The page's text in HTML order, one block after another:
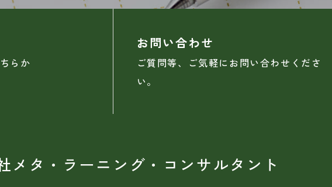
らか
お問い合わせ
ご質問等、ご気軽にお問い合わせくださ
い。
メタ・ラーニング・コンサルタント